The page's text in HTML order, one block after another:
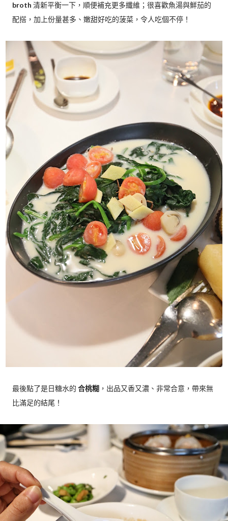
broth 清新平衡一下，順便補充更多纖維；很喜歡魚湯與鮮茄的
配搭，加上份量甚多、嫩甜好吃的菠菜，令人吃個不停！
最後點了是日糖水的 合桃糊 ，出品又香又濃、非常合意，帶來無
比滿足的結尾！